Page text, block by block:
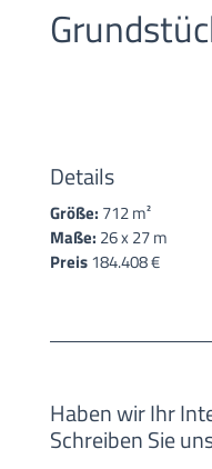
Details
Größe: 712 m²
Maße: 26 x 27 m
Preis184.408 €
Haben wir Ihr
Schreiben Sie